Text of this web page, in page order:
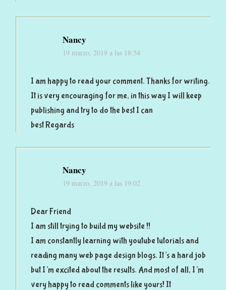
Nancy
19 marzo, 2019 a las 18:54
I am happy to read your comment. Thanks for writing.
It is very encouraging for me, in this way I will keep
publishing and try to do the best I can
best Regards
Nancy
19 marzo, 2019 a las 19:02
Dear Friend
I am still trying to build my website !!
I am constantly learning with youtube tutorials and
reading many web page design blogs. It’s a hard job
but I’m excited about the results. And most of all, I’m
very happy to read comments like yours! It